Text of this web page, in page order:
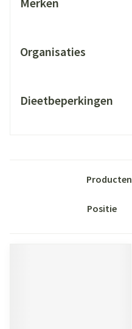
Organisaties
Dieetbeperkingen
Producten
Sorteer op: